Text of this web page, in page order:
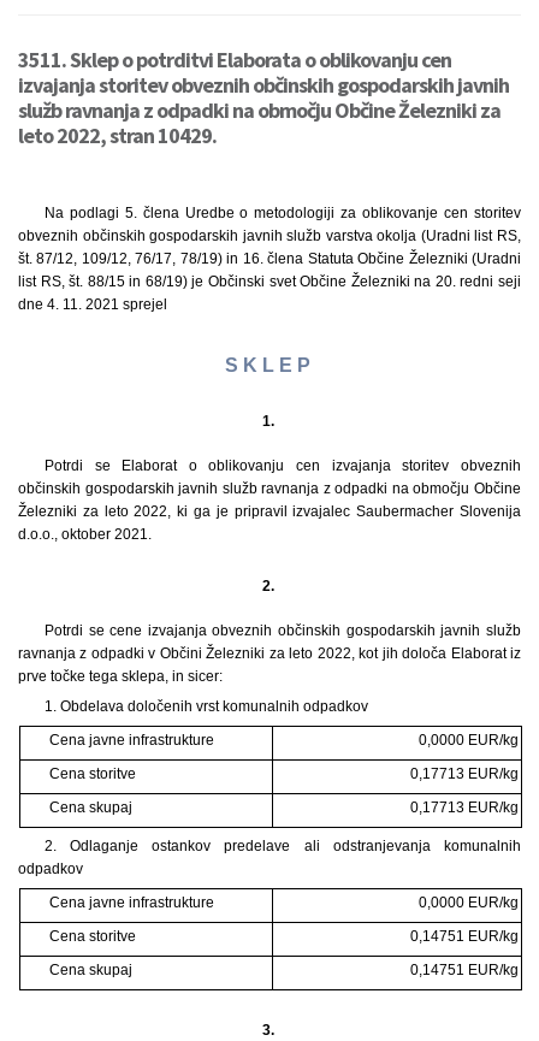
3511. Sklep o potrditvi Elaborata o oblikovanju cen
izvajanja storitev obveznih občinskih gospodarskih javnih
služb ravnanja z odpadki na območju Občine Železniki za
leto 2022, stran 10429.
Na podlagi 5. člena Uredbe o metodologiji za oblikovanje cen storitev
obveznih občinskih gospodarskih javnih služb varstva okolja (Uradni list RS,
št. 87/12, 109/12, 76/17, 78/19) in 16. člena Statuta Občine Železniki (Uradni
list RS, št. 88/15 in 68/19) je Občinski svet Občine Železniki na 20. redni seji
dne 4. 11. 2021 sprejel
S K L E P
1.
Potrdi se Elaborat o oblikovanju cen izvajanja storitev obveznih
občinskih gospodarskih javnih služb ravnanja z odpadki na območju Občine
Železniki za leto 2022, ki ga je pripravil izvajalec Saubermacher Slovenija
d.o.o., oktober 2021.
2.
Potrdi se cene izvajanja obveznih občinskih gospodarskih javnih služb
ravnanja z odpadki v Občini Železniki za leto 2022, kot jih določa Elaborat iz
prve točke tega sklepa, in sicer:
1. Obdelava določenih vrst komunalnih odpadkov
Cena javne infrastrukture
0,0000 EUR/kg
Cena storitve
0,17713 EUR/kg
Cena skupaj
0,17713 EUR/kg
2. Odlaganje ostankov predelave ali odstranjevanja komunalnih
odpadkov
Cena javne infrastrukture
0,0000 EUR/kg
Cena storitve
0,14751 EUR/kg
Cena skupaj
0,14751 EUR/kg
3.